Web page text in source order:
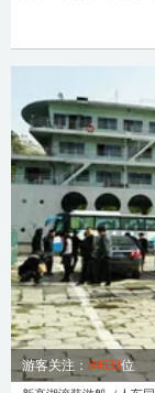
游客关注： 84633位